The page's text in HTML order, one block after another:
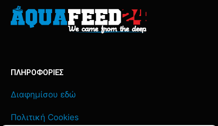
ΠΛΗΡΟΦΟΡΙΕΣ
Διαφημίσου εδώ
Πολιτική Cookies